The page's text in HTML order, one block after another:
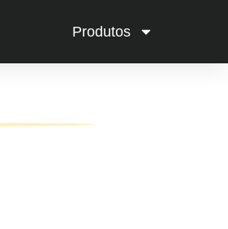
Produtos